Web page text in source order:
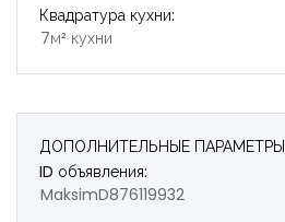
Квадратура кухни:
7м² кухни
ДОПОЛНИТЕЛЬНЫЕ ПАРАМЕТРЫ
ID объявления:
MaksimD876119932